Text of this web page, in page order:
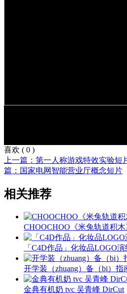
喜欢 ( 0 )
上一篇：第一人称游戏特效实验短
篇：国家电网智能营业厅概念短片
相关推荐
CHOOCHOO《米兔轨道积木
「C4D作品」化妆品LOGO演
开学装（zhuang）备（bi）指
金典有机奶 tvc 吴青峰 DirCut